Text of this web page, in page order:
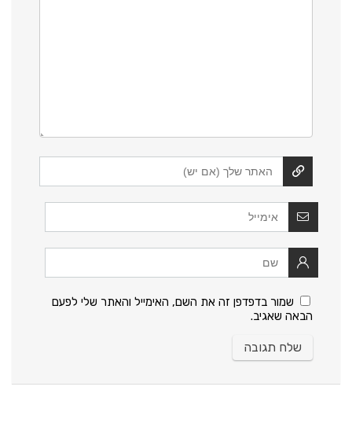
שמור בדפדפן זה את השם, האימייל והאתר שלי לפעם
הבאה שאגיב.